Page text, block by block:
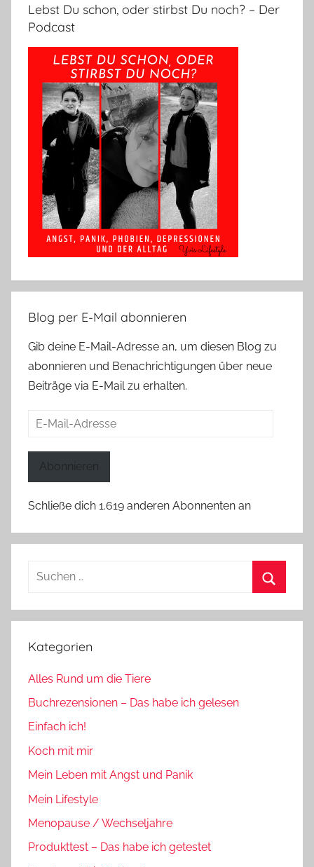
Lebst Du schon, oder stirbst Du noch? – Der
Podcast
Blog per E-Mail abonnieren
Gib deine E-Mail-Adresse an, um diesen Blog zu
abonnieren und Benachrichtigungen über neue
Beiträge via E-Mail zu erhalten.
E-
Abonnieren
Schließe dich 1.619 anderen Abonnenten an
Suchen
Kategorien
Alles Rund um die Tiere
Buchrezensionen – Das habe ich gelesen
Einfach ich!
Koch mit mir
Mein Leben mit Angst und Panik
Mein Lifestyle
Menopause / Wechseljahre
Produkttest – Das habe ich getestet